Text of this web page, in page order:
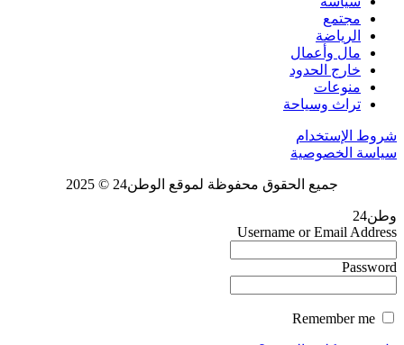
مجتمع
الرياضة
مال وأعمال
خارج الحدود
منوعات
تراث وسياحة
شروط الإستخدام
سياسة الخصوصية
جميع الحقوق محفوظة لموقع الوطن24 © 2025
وطن24
Username or Email Address
Password